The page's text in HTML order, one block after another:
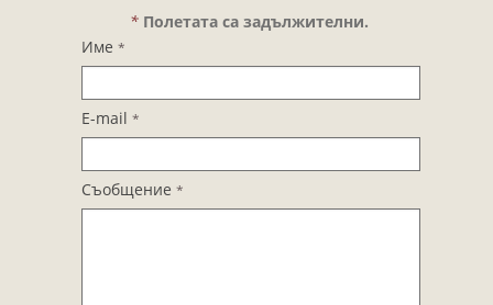
Ипотеки
Удостоверявания
Нотариални покани
Констативни протоколи
Завещания
*Полетата са задължителни.
Име *
E-mail *
Съобщение *